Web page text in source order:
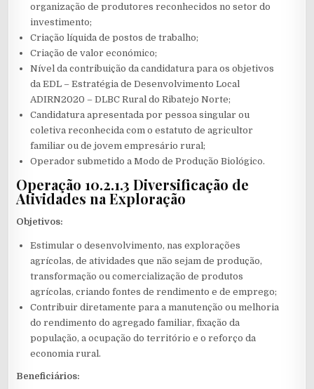
organização de produtores reconhecidos no setor do
investimento;
Criação líquida de postos de trabalho;
Criação de valor económico;
Nível da contribuição da candidatura para os objetivos
da EDL – Estratégia de Desenvolvimento Local
ADIRN2020 – DLBC Rural do Ribatejo Norte;
Candidatura apresentada por pessoa singular ou
coletiva reconhecida com o estatuto de agricultor
familiar ou de jovem empresário rural;
Operador submetido a Modo de Produção Biológico.
Operação 10.2.1.3 Diversificação de
Atividades na Exploração
Objetivos:
Estimular o desenvolvimento, nas explorações
agrícolas, de atividades que não sejam de produção,
transformação ou comercialização de produtos
agrícolas, criando fontes de rendimento e de emprego;
Contribuir diretamente para a manutenção ou melhoria
do rendimento do agregado familiar, fixação da
população, a ocupação do território e o reforço da
economia rural.
Beneficiários: